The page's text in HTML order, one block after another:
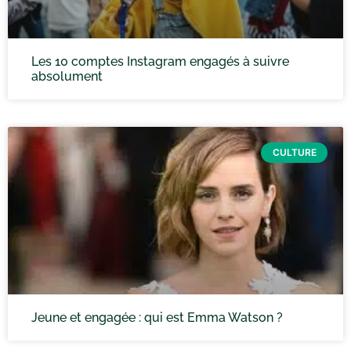
Les 10 comptes Instagram engagés à suivre
absolument
CULTURE
Jeune et engagée : qui est Emma Watson ?